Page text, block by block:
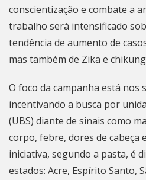
conscientização e combate a
trabalho será intensificado
tendência de aumento de
mas também de Zika e
O foco da campanha está nos
incentivando a busca por
(UBS) diante de sinais como
corpo, febre, dores de cabeça
iniciativa, segundo a pasta, é
estados: Acre, Espírito Santo,